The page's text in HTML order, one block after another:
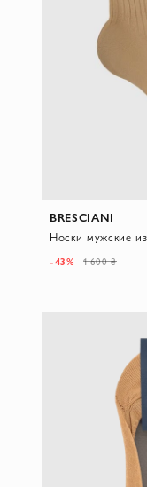
BRESCIANI
-43% 1 600 ₴